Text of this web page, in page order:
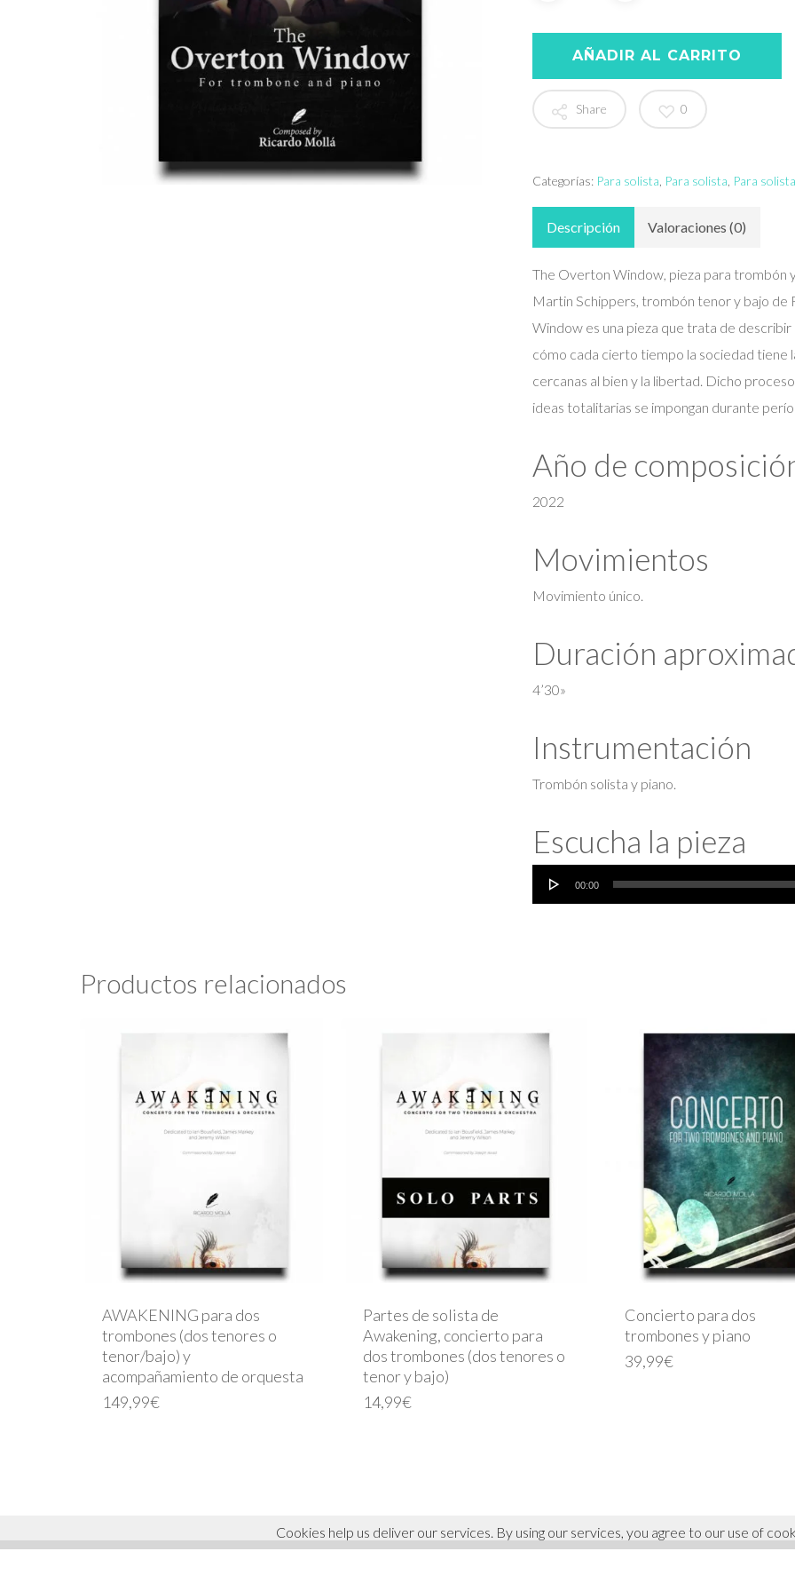
AÑADIR AL CARRITO
Share 0
Categorías: Para solista Para solista Para
Descripción Valoraciones (0)
The Overton Window, pieza para trombón
Martin Schippers, trombón tenor y bajo
Window es una pieza que trata de
cómo cada cierto tiempo la sociedad tiene
cercanas al bien y la libertad. Dicho
ideas totalitarias se impongan durante
Año de
2022
Movimientos
Movimiento único.
Duración
4’30»
Instrumentación
Trombón solista y piano.
Escucha la pieza
Reproductor
de
00:00
Productos relacionados
AWAKENING para dos
trombones (dos tenores o
tenor/bajo) y
acompañamiento de orquesta
149,99€
Partes de solista de
Awakening, concierto para
dos trombones (dos tenores o
tenor y bajo)
14,99€
Concierto para dos
trombones y piano
39,99€
Cookies help us deliver our services. By using our services, you agree to our use of